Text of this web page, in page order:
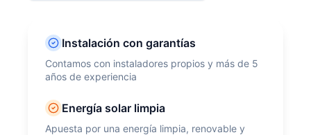
Instalación con garantías
Contamos con instaladores propios y más de 5
años de experiencia
Energía solar limpia
Apuesta por una energía limpia, renovable y